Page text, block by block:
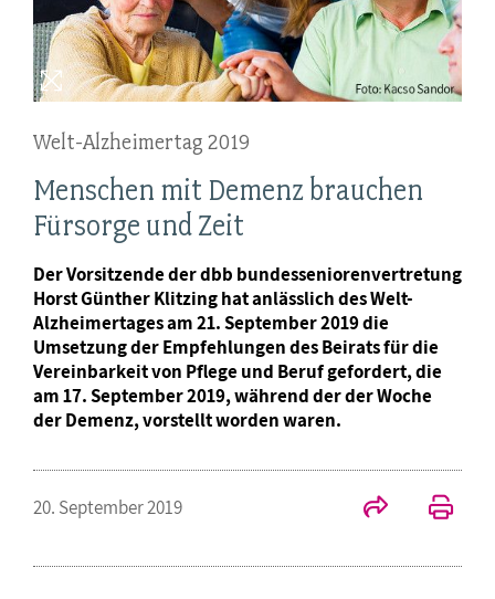
Welt-Alzheimertag 2019
Menschen mit Demenz brauchen
Fürsorge und Zeit
Der Vorsitzende der dbb bundesseniorenvertretung
Horst Günther Klitzing hat anlässlich des Welt-
Alzheimertages am 21. September 2019 die
Umsetzung der Empfehlungen des Beirats für die
Vereinbarkeit von Pflege und Beruf gefordert, die
am 17. September 2019, während der der Woche
der Demenz, vorstellt worden waren.
20. September 2019